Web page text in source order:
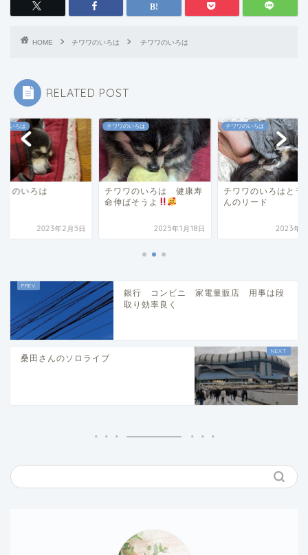
HOME チワワのいろは チワワのいろは
RELATED POST
のいろは
ワのいろは
2023年2月5日
チワワのいろは
チワワのいろは 健康寿
命伸ばそうよ
2025年1月18日
チワワのいろは
チワワのいろはとラ
んのリード
2023年8
銀行 コンビニ 家電量販店 用事は段
取り効率良く
桑田さんのソロライブ